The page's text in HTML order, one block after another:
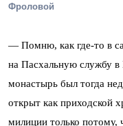
Фроловой
— Помню, как где-то в
на Пасхальную службу
монастырь был тогда
открыт как приходской
милиции только потому,